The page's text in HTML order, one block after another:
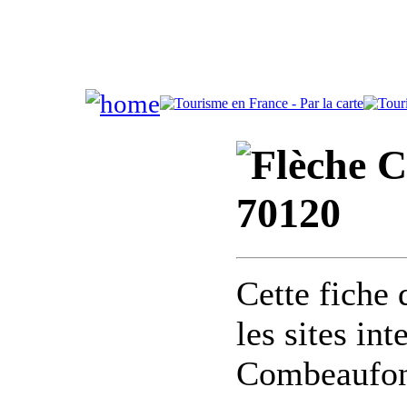
70120
Cette fiche
les sites